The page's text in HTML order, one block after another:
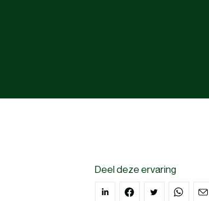
Deel deze ervaring